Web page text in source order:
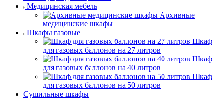
Медицинская мебель
Архивные
медицинские шкафы
Шкафы газовые
Шкаф
для газовых баллонов на 27 литров
Шкаф
для газовых баллонов на 40 литров
Шкаф
для газовых баллонов на 50 литров
Сушильные шкафы